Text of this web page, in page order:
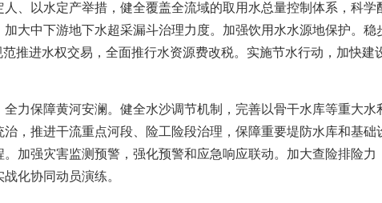
、以水定产举措，健全覆盖全流域的取用水总量控制体系，科学
大中下游地下水超采漏斗治理力度。加强饮用水水源地保护。稳
推进水权交易，全面推行水资源费改税。实施节水行动，加快建
力保障黄河安澜。健全水沙调节机制，完善以骨干水库等重大水
，推进干流重点河段、险工险段治理，保障重要堤防水库和基础
加强灾害监测预警，强化预警和应急响应联动。加大查险排险力
化协同动员演练。